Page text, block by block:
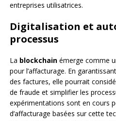
entreprises utilisatrices.
Digitalisation et
processus
La blockchain émerge comme
pour l’affacturage. En
des factures, elle pourrait
de fraude et simplifier les
expérimentations sont en cours
d’affacturage basées sur cette